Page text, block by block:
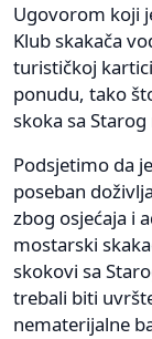
Ugovorom koji
Klub skakača
turističkoj
ponudu, tako
skoka sa
Podsjetimo da
poseban
zbog osjećaja i
mostarski
skokovi sa
trebali biti
nematerijalne